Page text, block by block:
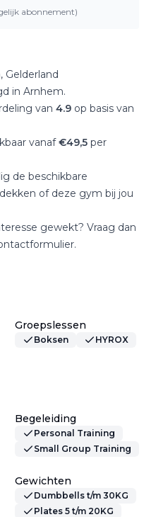
, Gelderland
in Arnhem.
van 4.9 op basis van
vanaf€49,5 per
de beschikbare
of deze gym bij jou
gewekt? Vraag dan
Groepslessen
Boksen HYROX
Begeleiding
Personal Training
Small Group Training
Gewichten
Dumbbells t/m 30KG
Plates 5 t/m 20KG
abonnement)